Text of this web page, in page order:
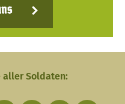
aller Soldaten: